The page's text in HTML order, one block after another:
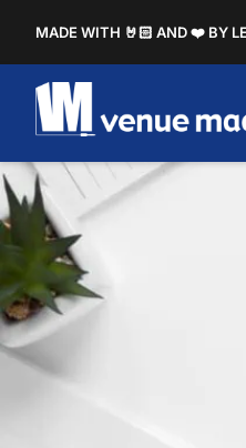
MADE WITH 🤘🏻 AND ❤️ BY